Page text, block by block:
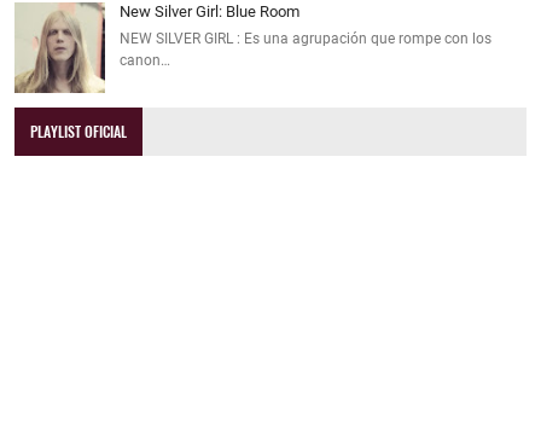
New Silver Girl: Blue Room
NEW SILVER GIRL : Es una agrupación que rompe con los
canon…
PLAYLIST OFICIAL